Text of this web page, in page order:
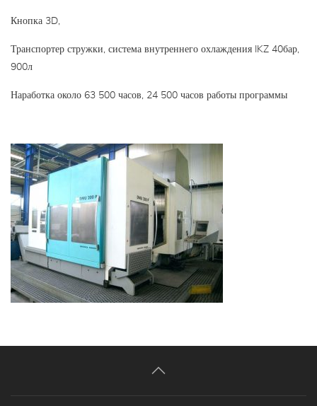
Кнопка 3D,
Транспортер стружки, система внутреннего охлаждения IKZ 40бар,
900л
Наработка около 63 500 часов, 24 500 часов работы программы